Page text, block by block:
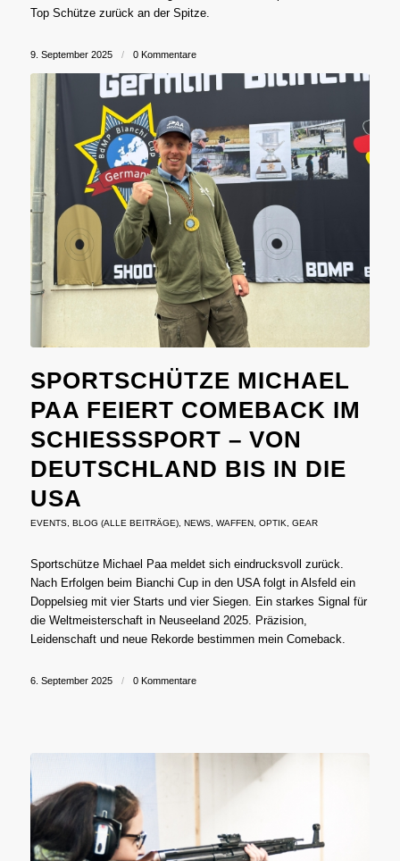
Top Schütze zurück an der Spitze.
9. September 2025 / 0 Kommentare
SPORTSCHÜTZE MICHAEL
PAA FEIERT COMEBACK IM
SCHIESSSPORT – VON D
EUTSCHLAND BIS IN DIE U
SA
EVENTS, BLOG (ALLE BEITRÄGE), NEWS, WAFFEN, OPTIK, GEAR
Sportschütze Michael Paa meldet sich eindrucksvoll zurück.
Nach Erfolgen beim Bianchi Cup in den USA folgt in Alsfeld ein
Doppelsieg mit vier Starts und vier Siegen. Ein starkes Signal für
die Weltmeisterschaft in Neuseeland 2025. Präzision,
Leidenschaft und neue Rekorde bestimmen mein Comeback.
6. September 2025 / 0 Kommentare